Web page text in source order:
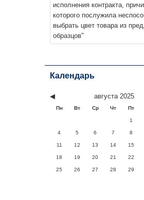
исполнения контракта,
которого послужила
выбрать цвет товара из
образцов"
Календарь
◀︎ августа 2025
Пн Вт Ср Чт Пт
1
4 5 6 7 8
11 12 13 14 15
18 19 20 21 22
25 26 27 28 29